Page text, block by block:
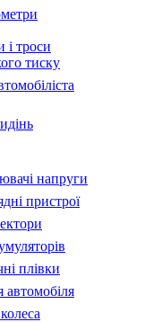
і троси
тиску
напруги
пристрої
плівки
автомобіля